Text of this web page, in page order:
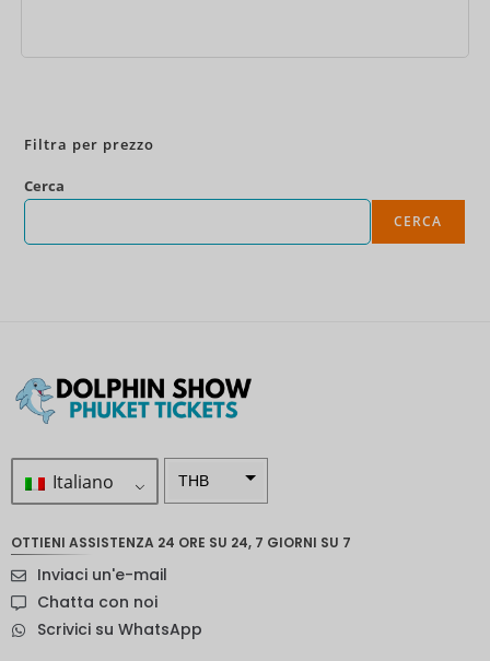
Filtra per prezzo
Cerca
CERCA
Italiano THB
neozelan
OTTIENI ASSISTENZA 24 ORE SU 24, 7 GIORNI SU 7
Inviaci un'e-mail
Chatta con noi
Scrivici su WhatsApp